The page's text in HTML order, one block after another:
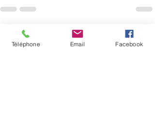
Posts récents Voir tout
Téléphone Email Facebook